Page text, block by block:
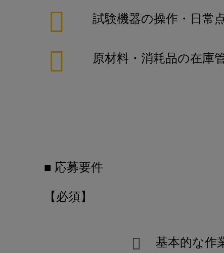
試験機器の操作・日常
原材料・消耗品の在庫
■ 応募要件
【必須】
基本的な作